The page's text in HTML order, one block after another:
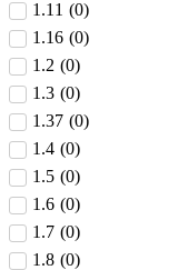
1.11 (0)
1.16 (0)
1.2 (0)
1.3 (0)
1.37 (0)
1.4 (0)
1.5 (0)
1.6 (0)
1.7 (0)
1.8 (0)